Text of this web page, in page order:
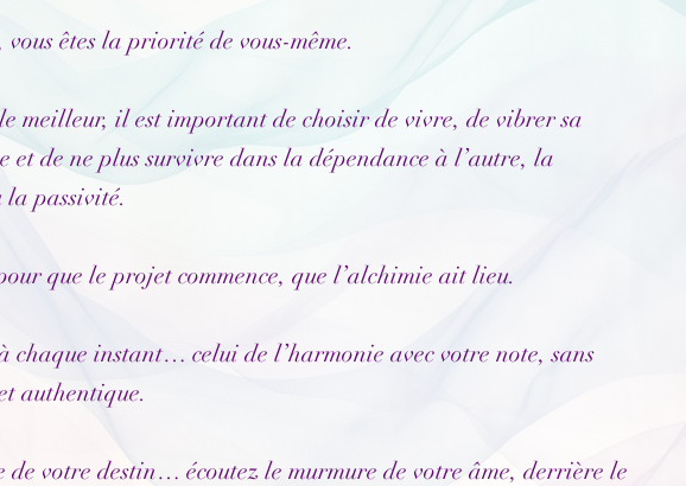
vous êtes la priorité de vous-même.
meilleur, il est important de choisir de vivre, de vibrer sa
et de ne plus survivre dans la dépendance à l’autre, la
passivité.
que le projet commence, que l’alchimie ait lieu.
chaque instant… celui de l’harmonie avec votre note, sans
authentique.
de votre destin… écoutez le murmure de votre âme, derrière le